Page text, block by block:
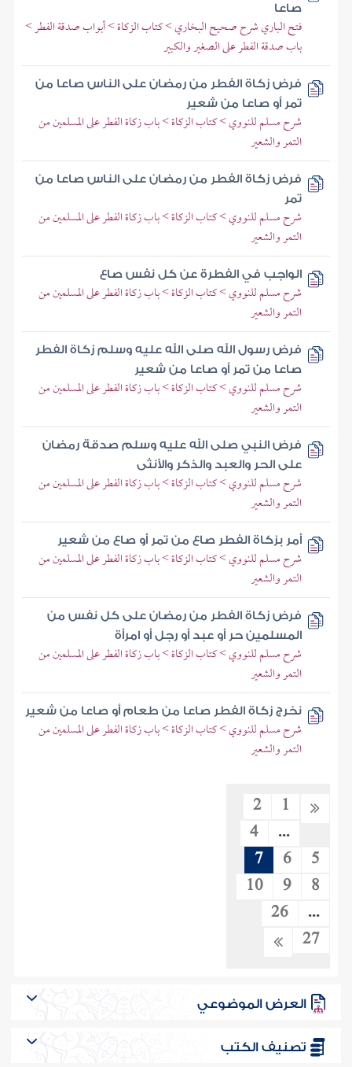
صاعا
فتح الباري شرح صحيح البخاري > كتاب الزكاة > أبواب صدقة الفطر >
باب صدقة الفطر على الصغير والكبير
فرض زكاة الفطر من رمضان على الناس صاعا من
تمر أو صاعا من شعير
شرح مسلم للنووي > كتاب الزكاة > باب زكاة الفطر على المسلمين من
التمر والشعير
فرض زكاة الفطر من رمضان على الناس صاعا من
تمر
شرح مسلم للنووي > كتاب الزكاة > باب زكاة الفطر على المسلمين من
التمر والشعير
الواجب في الفطرة عن كل نفس صاع
شرح مسلم للنووي > كتاب الزكاة > باب زكاة الفطر على المسلمين من
التمر والشعير
فرض رسول الله صلى الله عليه وسلم زكاة الفطر
صاعا من تمر أو صاعا من شعير
شرح مسلم للنووي > كتاب الزكاة > باب زكاة الفطر على المسلمين من
التمر والشعير
فرض النبي صلى الله عليه وسلم صدقة رمضان
على الحر والعبد والذكر والأنثى
شرح مسلم للنووي > كتاب الزكاة > باب زكاة الفطر على المسلمين من
التمر والشعير
أمر بزكاة الفطر صاع من تمر أو صاع من شعير
شرح مسلم للنووي > كتاب الزكاة > باب زكاة الفطر على المسلمين من
التمر والشعير
فرض زكاة الفطر من رمضان على كل نفس من
المسلمين حر أو عبد أو رجل أو امرأة
شرح مسلم للنووي > كتاب الزكاة > باب زكاة الفطر على المسلمين من
التمر والشعير
نخرج زكاة الفطر صاعا من طعام أو صاعا من شعير
شرح مسلم للنووي > كتاب الزكاة > باب زكاة الفطر على المسلمين من
التمر والشعير
1
2
...
4
5
6
7
8
9
10
...
26
27
العرض الموضوعي
تصنيف الكتب